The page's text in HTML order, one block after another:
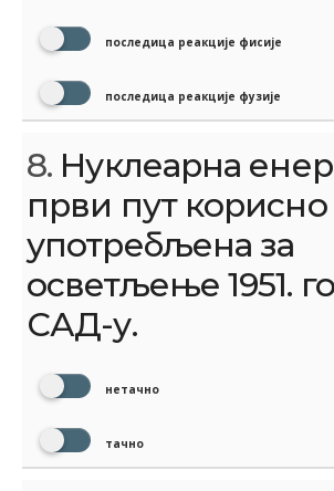
последица реакције фисије
последица реакције фузије
8. Нуклеарна
први пут корисно
употребљена за
осветљење 1951.
САД-у.
нетачно
тачно